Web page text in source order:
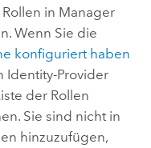
in Manager
Wenn Sie die
konfiguriert haben
Identity-Provider
der Rollen
Sie sind nicht in
hinzuzufügen,